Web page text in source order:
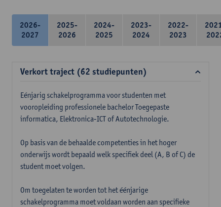
2026-
2027
2025-
2026
2024-
2025
2023-
2024
2022-
2023
Verkort traject (62 studiepunten)
Eénjarig schakelprogramma voor studenten met
vooropleiding professionele bachelor Toegepaste
informatica, Elektronica-ICT of Autotechnologie.
Op basis van de behaalde competenties in het hoger
onderwijs wordt bepaald welk specifiek deel (A, B of C) de
student moet volgen.
Om toegelaten te worden tot het éénjarige
schakelprogramma moet voldaan worden aan specifieke